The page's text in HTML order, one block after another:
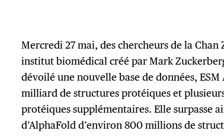
Mercredi 27 mai, des chercheurs de la
institut biomédical créé par Mark
dévoilé une nouvelle base de données,
milliard de structures protéiques et
protéiques supplémentaires. Elle surpasse
d’AlphaFold d’environ 800 millions de